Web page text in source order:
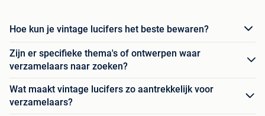
Hoe kun je vintage lucifers het beste bewaren?
Zijn er specifieke thema's of ontwerpen waar
verzamelaars naar zoeken?
Wat maakt vintage lucifers zo aantrekkelijk voor
verzamelaars?